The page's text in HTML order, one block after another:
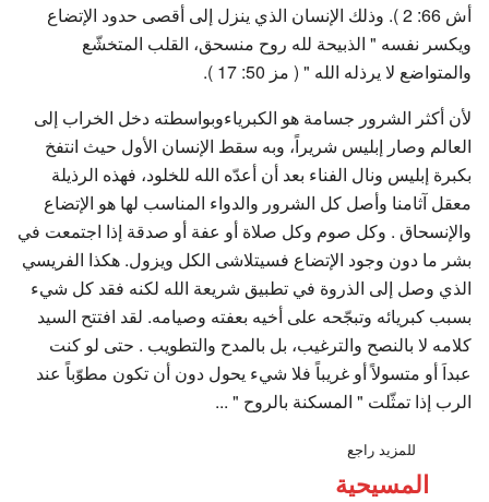
أش 66: 2 ). وذلك الإنسان الذي ينزل إلى أقصى حدود الإتضاع
ويكسر نفسه " الذبيحة لله روح منسحق، القلب المتخشّع
والمتواضع لا يرذله الله " ( مز 50: 17 ).
لأن أكثر الشرور جسامة هو الكبرياءوبواسطته دخل الخراب إلى
العالم وصار إبليس شريراً، وبه سقط الإنسان الأول حيث انتفخ
بكبرة إبليس ونال الفناء بعد أن أعدّه الله للخلود، فهذه الرذيلة
معقل آثامنا وأصل كل الشرور والدواء المناسب لها هو الإتضاع
والإنسحاق . وكل صوم وكل صلاة أو عفة أو صدقة إذا اجتمعت في
بشر ما دون وجود الإتضاع فسيتلاشى الكل ويزول. هكذا الفريسي
الذي وصل إلى الذروة في تطبيق شريعة الله لكنه فقد كل شيء
بسبب كبريائه وتبجّحه على أخيه بعفته وصيامه. لقد افتتح السيد
كلامه لا بالنصح والترغيب، بل بالمدح والتطويب . حتى لو كنت
عبداَ أو متسولاً أو غريباً فلا شيء يحول دون أن تكون مطوّباً عند
الرب إذا تمثّلت " المسكنة بالروح " ...
للمزيد راجع
المسيحية